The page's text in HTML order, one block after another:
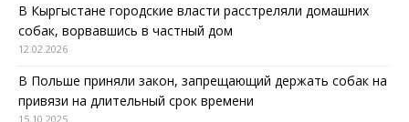
В Кыргыстане городские власти расстреляли домашних
собак, ворвавшись в частный дом
12.02.2026
В Польше приняли закон, запрещающий держать собак на
привязи на длительный срок времени
15.10.2025